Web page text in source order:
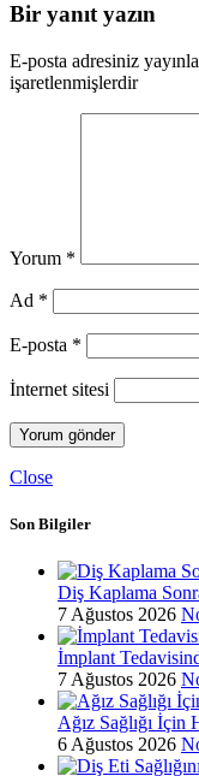
Bir yanıt yazın
E-posta adresiniz
işaretlenmişlerdir
Yorum *
Ad *
E-posta *
İnternet sitesi
Close
Son Bilgiler
Diş Kaplama
7 Ağustos 2026
İmplant
7 Ağustos 2026
Ağız Sağlığı İçin
6 Ağustos 2026